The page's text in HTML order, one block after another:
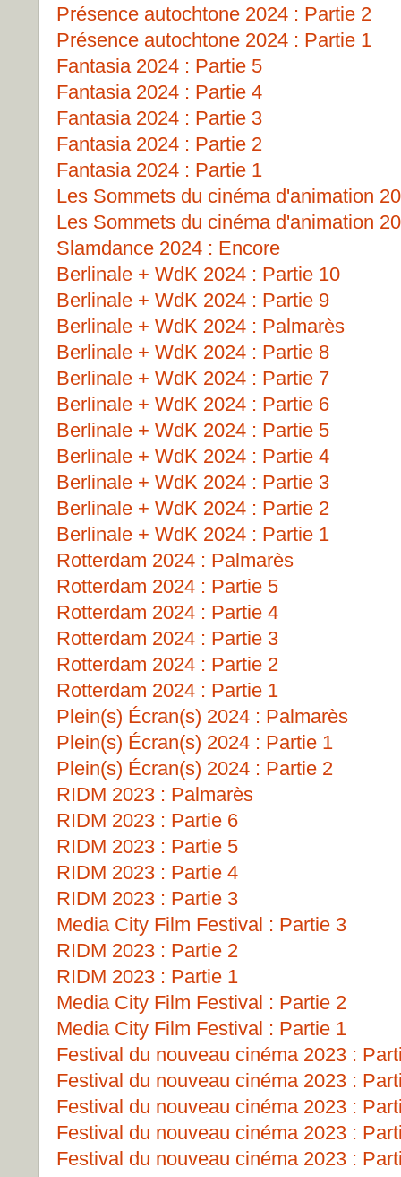
Présence autochtone 2024 : Partie 2
Présence autochtone 2024 : Partie 1
Fantasia 2024 : Partie 5
Fantasia 2024 : Partie 4
Fantasia 2024 : Partie 3
Fantasia 2024 : Partie 2
Fantasia 2024 : Partie 1
Les Sommets du cinéma d'animation
Les Sommets du cinéma d'animation
Slamdance 2024 : Encore
Berlinale + WdK 2024 : Partie 10
Berlinale + WdK 2024 : Partie 9
Berlinale + WdK 2024 : Palmarès
Berlinale + WdK 2024 : Partie 8
Berlinale + WdK 2024 : Partie 7
Berlinale + WdK 2024 : Partie 6
Berlinale + WdK 2024 : Partie 5
Berlinale + WdK 2024 : Partie 4
Berlinale + WdK 2024 : Partie 3
Berlinale + WdK 2024 : Partie 2
Berlinale + WdK 2024 : Partie 1
Rotterdam 2024 : Palmarès
Rotterdam 2024 : Partie 5
Rotterdam 2024 : Partie 4
Rotterdam 2024 : Partie 3
Rotterdam 2024 : Partie 2
Rotterdam 2024 : Partie 1
Plein(s) Écran(s) 2024 : Palmarès
Plein(s) Écran(s) 2024 : Partie 1
Plein(s) Écran(s) 2024 : Partie 2
RIDM 2023 : Palmarès
RIDM 2023 : Partie 6
RIDM 2023 : Partie 5
RIDM 2023 : Partie 4
RIDM 2023 : Partie 3
Media City Film Festival : Partie 3
RIDM 2023 : Partie 2
RIDM 2023 : Partie 1
Media City Film Festival : Partie 2
Media City Film Festival : Partie 1
Festival du nouveau cinéma 2023 :
Festival du nouveau cinéma 2023 :
Festival du nouveau cinéma 2023 :
Festival du nouveau cinéma 2023 :
Festival du nouveau cinéma 2023 :